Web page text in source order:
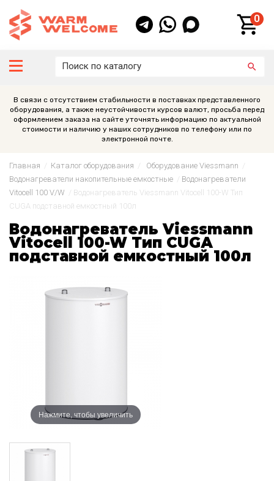
0
В связи с отсутствием стабильности в поставках представленного
оборудования, а также неустойчивости курсов валют, просьба перед
оформлением заказа на сайте уточнять информацию по актуальной
стоимости и наличию у наших сотрудников по телефону или по
электронной почте.
Главная Каталог оборудования Оборудование Viessmann
Водонагреватели накопительные емкостные
Водонагреватели
Vitocell 100 V/W
Водонагреватель Viessmann Vitocell 100-W Тип
CUGА подставной емкостный 100л
Водонагреватель Viessmann
Vitocell 100-W Тип CUGА
подставной емкостный 100л
Нажмите, чтобы увеличить